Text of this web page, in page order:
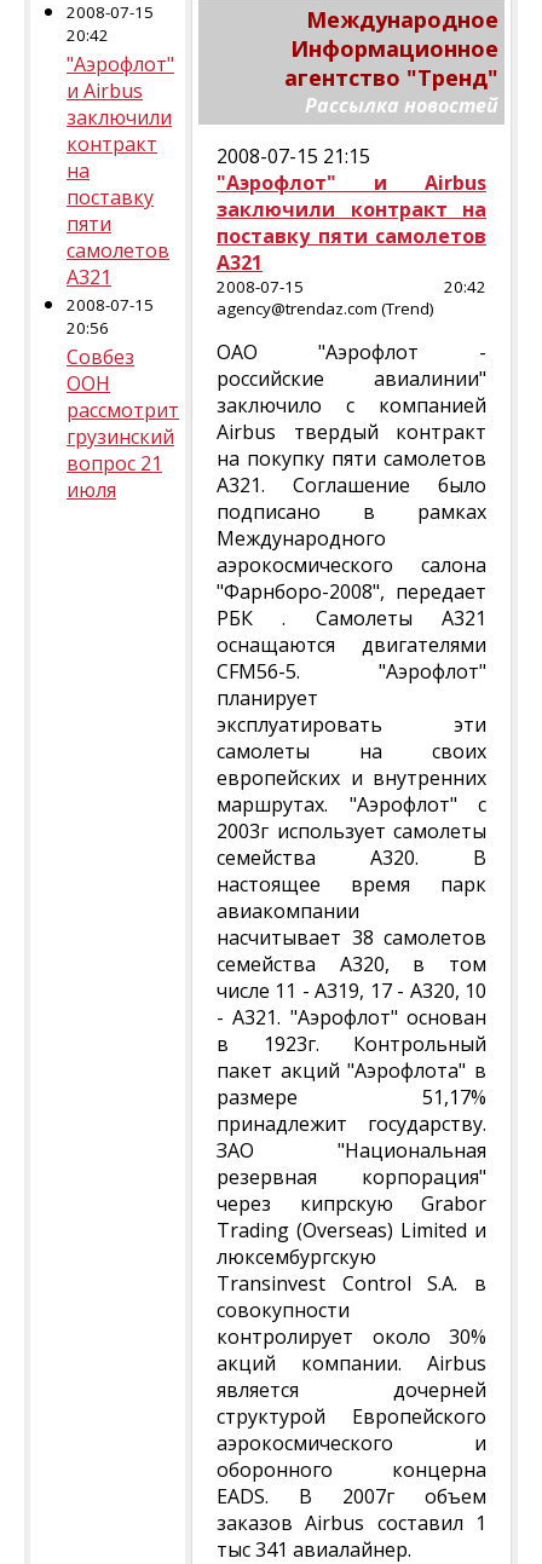
2008-07-15
20:42
"Аэрофлот"
и Airbus
заключили
контракт
на
поставку
пяти
самолетов
A321
2008-07-15
20:56
Совбез
ООН
рассмотрит
грузинский
вопрос 21
июля
Международное
Информационное
агентство "Тренд"
Рассылка новостей
2008-07-15 21:15
"Аэрофлот" и Airbus
заключили контракт на
поставку пяти самолетов
A321
2008-07-15 20:42
agency@trendaz.com (Trend)
ОАО "Аэрофлот -
российские авиалинии"
заключило с компанией
Airbus твердый контракт
на покупку пяти самолетов
А321. Соглашение было
подписано в рамках
Международного
аэрокосмического салона
"Фарнборо-2008", передает
РБК . Самолеты А321
оснащаются двигателями
CFM56-5. "Аэрофлот"
планирует
эксплуатировать эти
самолеты на своих
европейских и внутренних
маршрутах. "Аэрофлот" с
2003г использует самолеты
семейства А320. В
настоящее время парк
авиакомпании
насчитывает 38 самолетов
семейства А320, в том
числе 11 - А319, 17 - А320, 10
- А321. "Аэрофлот" основан
в 1923г. Контрольный
пакет акций "Аэрофлота" в
размере 51,17%
принадлежит государству.
ЗАО "Национальная
резервная корпорация"
через кипрскую Grabor
Trading (Overseas) Limited и
люксембургскую
Transinvest Control S.A. в
совокупности
контролирует около 30%
акций компании. Airbus
является дочерней
структурой Европейского
аэрокосмического и
оборонного концерна
EADS. В 2007г объем
заказов Airbus составил 1
тыс 341 авиалайнер.